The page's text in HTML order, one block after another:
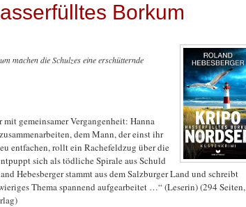
Borkum
machen die Schulzes eine erschütternde
gemeinsamer Vergangenheit: Hanna
dem Mann, der einst ihr
entfachen, rollt ein Rachefeldzug über die
sich als tödliche Spirale aus Schuld
Hebesberger stammt aus dem Salzburger Land und schreibt
Thema spannend aufgearbeitet …“ (Leserin) (294 Seiten,